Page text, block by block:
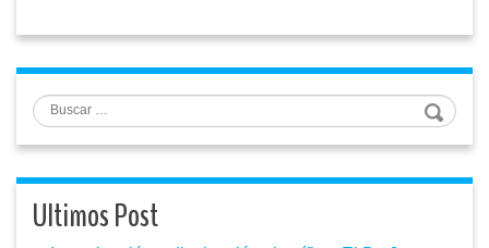
Buscar
Ultimos Post